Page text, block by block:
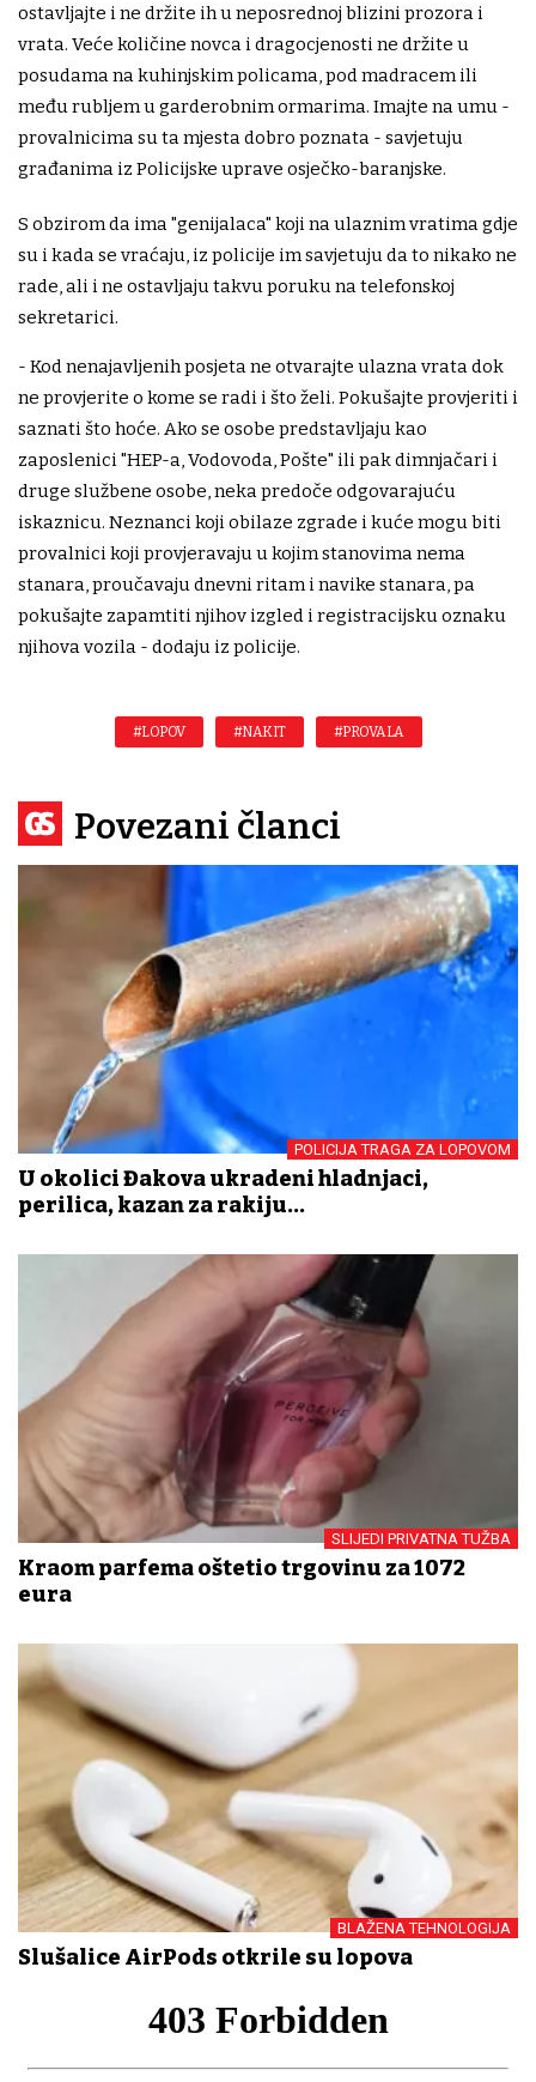
ostavljajte i ne držite ih u neposrednoj blizini prozora i
vrata. Veće količine novca i dragocjenosti ne držite u
posudama na kuhinjskim policama, pod madracem ili
među rubljem u garderobnim ormarima. Imajte na umu -
provalnicima su ta mjesta dobro poznata - savjetuju
građanima iz Policijske uprave osječko-baranjske.
S obzirom da ima "genijalaca" koji na ulaznim vratima gdje
su i kada se vraćaju, iz policije im savjetuju da to nikako ne
rade, ali i ne ostavljaju takvu poruku na telefonskoj
sekretarici.
- Kod nenajavljenih posjeta ne otvarajte ulazna vrata dok
ne provjerite o kome se radi i što želi. Pokušajte provjeriti i
saznati što hoće. Ako se osobe predstavljaju kao
zaposlenici "HEP-a, Vodovoda, Pošte" ili pak dimnjačari i
druge službene osobe, neka predoče odgovarajuću
iskaznicu. Neznanci koji obilaze zgrade i kuće mogu biti
provalnici koji provjeravaju u kojim stanovima nema
stanara, proučavaju dnevni ritam i navike stanara, pa
pokušajte zapamtiti njihov izgled i registracijsku oznaku
njihova vozila - dodaju iz policije.
#LOPOV #NAKIT #PROVALA
Povezani članci
POLICIJA TRAGA ZA LOPOVOM
U okolici Đakova ukradeni hladnjaci,
perilica, kazan za rakiju...
SLIJEDI PRIVATNA TUŽBA
Krađom parfema oštetio trgovinu za 1072
eura
BLAŽENA TEHNOLOGIJA
Slušalice AirPods otkrile su lopova